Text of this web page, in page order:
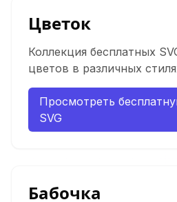
Цветок
Коллекция бесплатных
цветов в различных
Просмотреть
SVG
Бабочка